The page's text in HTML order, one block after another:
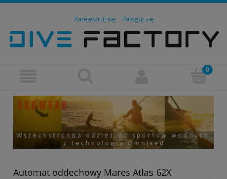
Zarejestruj się Zaloguj się
Automat oddechowy Mares Atlas 62X